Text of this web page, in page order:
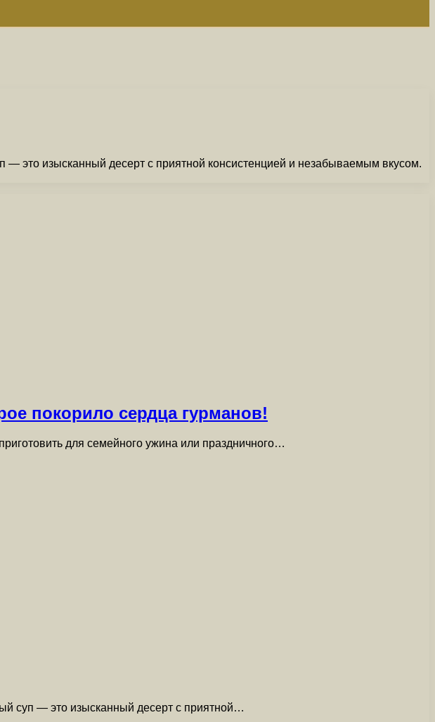
— это изысканный десерт с приятной консистенцией и незабываемым вкусом.
покорило сердца гурманов!
для семейного ужина или праздничного…
суп — это изысканный десерт с приятной…